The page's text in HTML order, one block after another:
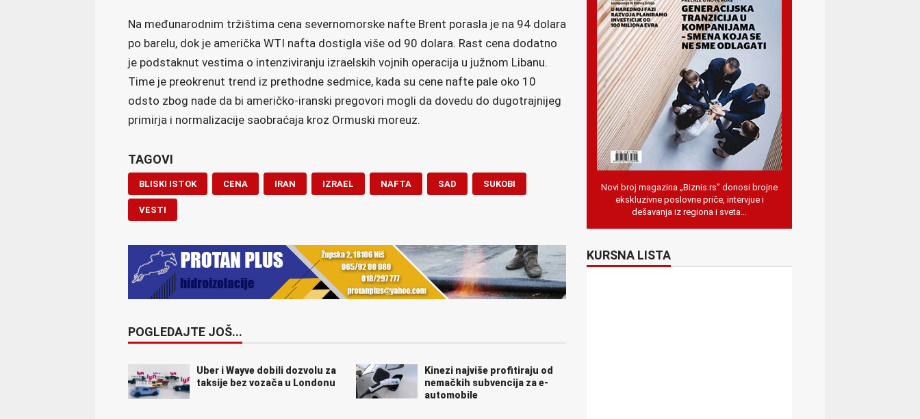
Na međunarodnim tržištima cena severnomorske nafte Brent porasla je na 94 dolara
po barelu, dok je američka WTI nafta dostigla više od 90 dolara. Rast cena dodatno
je podstaknut vestima o intenziviranju izraelskih vojnih operacija u južnom Libanu.
Time je preokrenut trend iz prethodne sedmice, kada su cene nafte pale oko 10
odsto zbog nade da bi američko-iranski pregovori mogli da dovedu do dugotrajnijeg
primirja i normalizacije saobraćaja kroz Ormuski moreuz.
TAGOVI
BLISKI ISTOK CENA IRAN IZRAEL NAFTA SAD SUKOBI
VESTI
POGLEDAJTE JOŠ...
Uber i Wayve dobili dozvolu za
taksije bez vozača u Londonu
Kinezi najviše profitiraju od
nemačkih subvencija za e-
automobile
Novi broj magazina „Biznis.rs” donosi brojne
ekskluzivne poslovne priče, intervjue i
dešavanja iz regiona i sveta…
KURSNA LISTA